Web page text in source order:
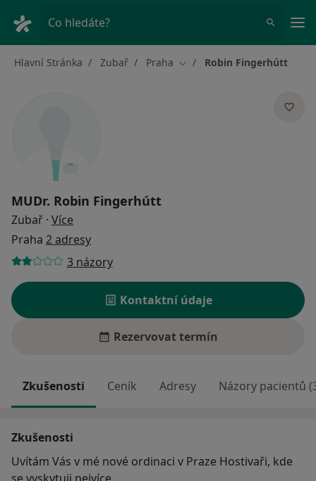
Co hledáte?
Hlavní Stránka Zubař Praha Změna města
Robin Fingerhútt
MUDr. Robin Fingerhútt
Zubař · Více
Praha 2 adresy
3 názory
Kontaktní údaje
Rezervovat termín
Zkušenosti Ceník Adresy Názory pacientů
Zkušenosti
Uvítám Vás v mé nové ordinaci v Praze Hostivaři, kde